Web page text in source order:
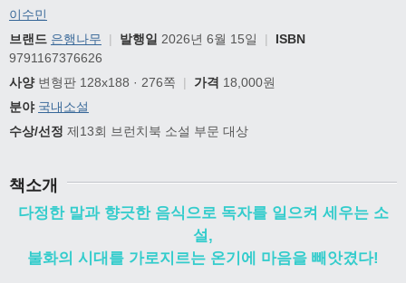
이수민
브랜드 은행나무 | 발행일 2026년 6월 15일 |
ISBN
9791167376626
사양변형판 128x188 · 276쪽 | 가격 18,000원
분야 국내소설
수상/선정 제13회 브런치북 소설 부문 대상
책소개
다정한 말과 향긋한 음식으로 독자를 일으켜 세우는 소
설,
불화의 시대를 가로지르는 온기에 마음을 빼앗겼다!